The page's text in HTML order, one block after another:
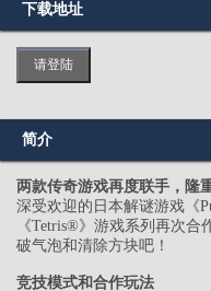
下载地址
请登陆
简介
两款传奇游戏再度联手，隆
深受欢迎的日本解谜游戏《
《Tetris®》游戏系列再次
破气泡和清除方块吧！
竞技模式和合作玩法